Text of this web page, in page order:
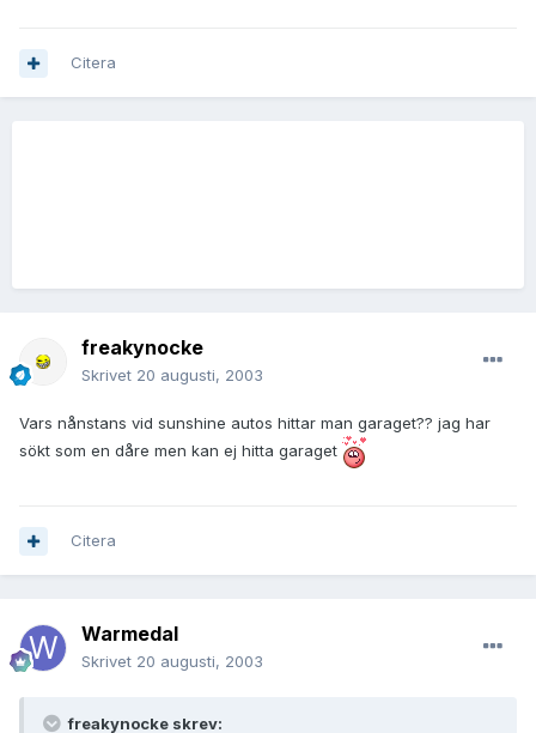
Citera
freakynocke
Skrivet 20 augusti, 2003
Vars nånstans vid sunshine autos hittar man garaget?? jag har
sökt som en dåre men kan ej hitta garaget
Citera
Warmedal
Skrivet 20 augusti, 2003
freakynocke skrev: